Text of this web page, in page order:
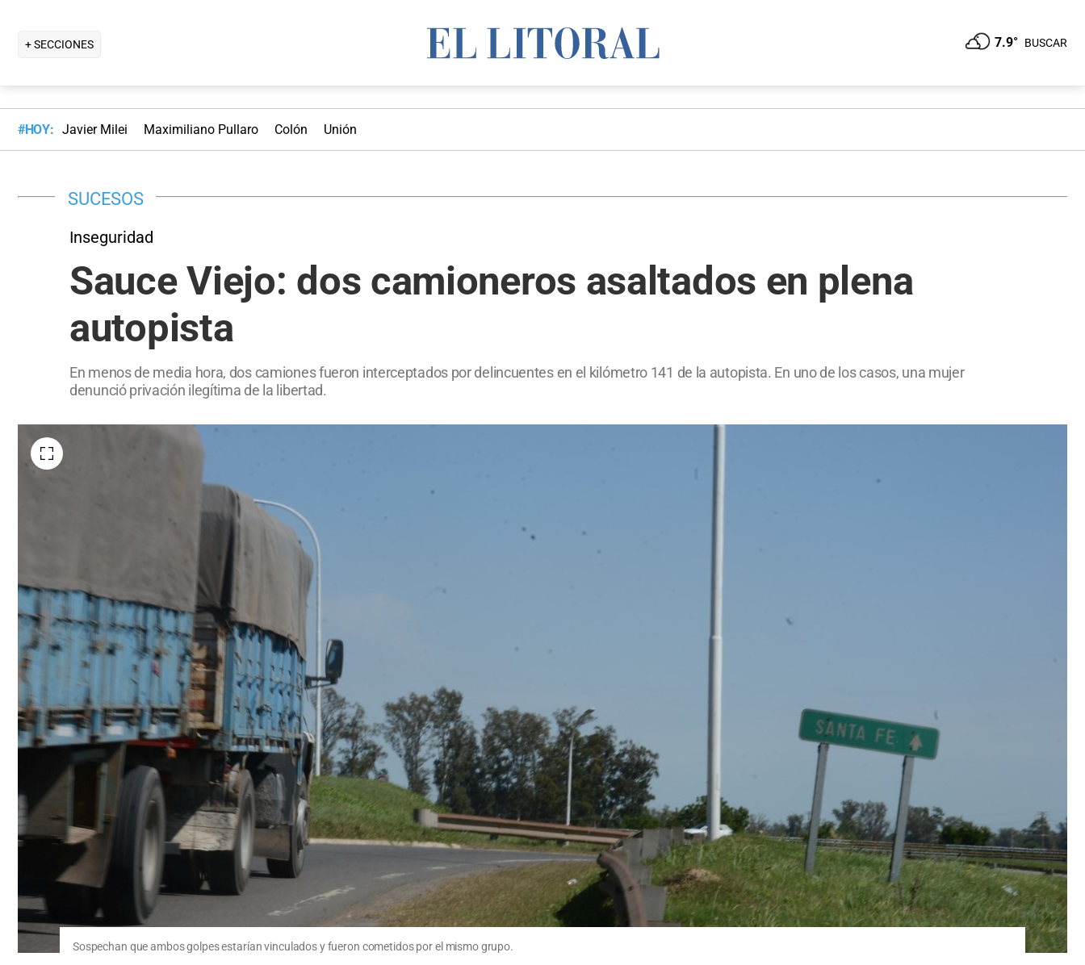
+ SECCIONES 7.9° BUSCAR
#HOY: Javier Milei Maximiliano Pullaro Colón Unión
SUCESOS
Inseguridad
Sauce Viejo: dos camioneros asaltados en plena
autopista
En menos de media hora, dos camiones fueron interceptados por delincuentes en el kilómetro 141 de la autopista. En uno de los casos, una mujer
denunció privación ilegítima de la libertad.
Sospechan que ambos golpes estarían vinculados y fueron cometidos por el mismo grupo.